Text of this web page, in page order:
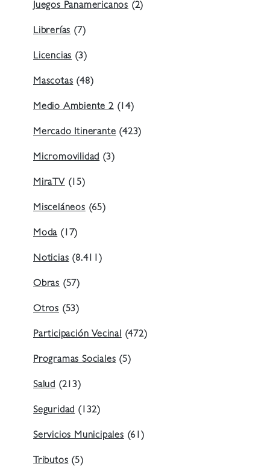
Juegos Panamericanos (2)
Librerías (7)
Licencias (3)
Mascotas (48)
Medio Ambiente 2(14)
Mercado Itinerante (423)
Micromovilidad (3)
MiraTV (15)
Misceláneos (65)
Moda (17)
Noticias (8.411)
Obras (57)
Otros (53)
Participación Vecinal (472)
Programas Sociales (5)
Salud (213)
Seguridad (132)
Servicios Municipales (61)
Tributos (5)